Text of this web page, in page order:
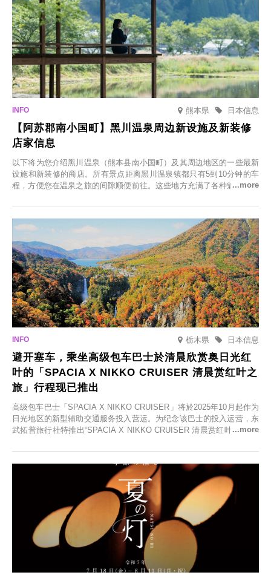
熊本県 日本信息
【阿苏郡南小国町】黑川温泉周边新设施及新装修
店家信息
以下将为您介绍黑川温泉（熊本县南小国町）及其周边地区的一些最新
设施和新装修的商店。所有景点距离黑川温泉镇都只有5到10分钟的车
程，方便您在温泉之旅的间隙顺便前往。这些地方充满了各种魅力，包
食材的餐厅。让您体验黑川温泉的全新乐趣。
栃木県 日本信息
避开塞车，乘坐高级包车巴士於清晨欣赏奥日光红
叶的「SPACIA X NIKKO CRUISER 清晨赏红叶之
旅」行程现已推出
高级包车巴士「SPACIA X NIKKO CRUISER」将於2025年10月起作为
日光地区的新型辅助交通服务投入营运。为纪念该巴士的投入运营，东
武拓普旅行社特推出“SPACIA X NIKKO CRUISER 清晨赏红叶之旅”，